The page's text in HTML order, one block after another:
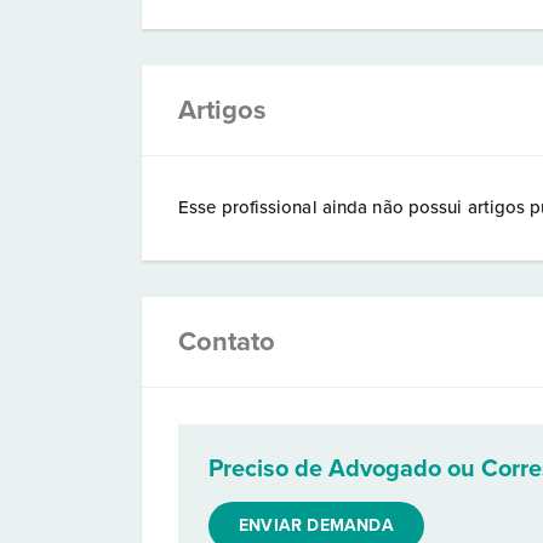
Artigos
Esse profissional ainda não possui artigos
Contato
Preciso de Advogado ou
ENVIAR DEMANDA